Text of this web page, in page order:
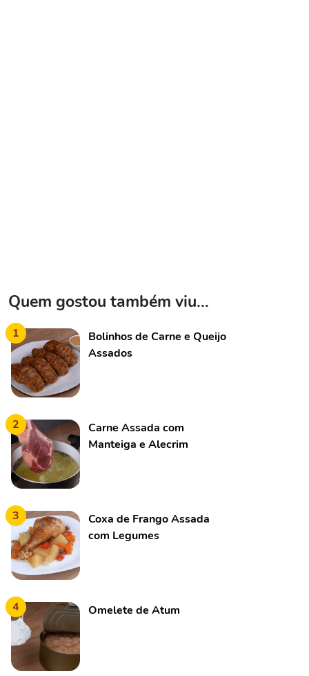
Quem gostou também viu...
1
Bolinhos de Carne e Queijo
Assados
2
Carne Assada com
Manteiga e Alecrim
3
Coxa de Frango Assada
com Legumes
4 Omelete de Atum